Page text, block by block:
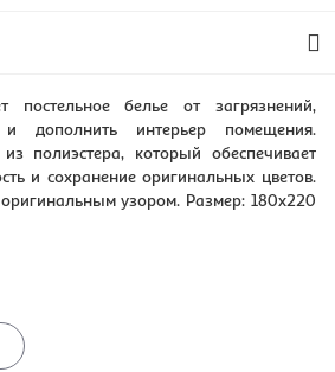
постельное белье от загрязнений,
и дополнить интерьер помещения.
полиэстера, который обеспечивает
и сохранение оригинальных цветов.
узором. Размер: 180х220